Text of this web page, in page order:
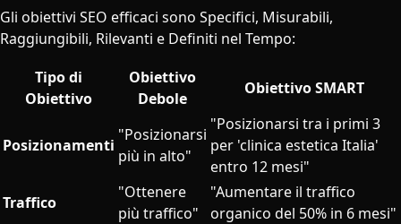
Gli obiettivi SEO efficaci sono Specifici, Misurabili,
Raggiungibili, Rilevanti e Definiti nel Tempo:
Tipo di
Obiettivo
Obiettivo
Debole
Obiettivo SMART
Posizionamenti
"Posizionarsi
più in alto"
"Posizionarsi tra i primi 3
per 'clinica estetica Italia'
entro 12 mesi"
Traffico
"Ottenere
più traffico"
"Aumentare il traffico
organico del 50% in 6 mesi"